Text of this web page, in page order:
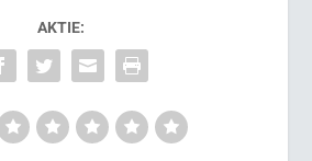
AKTIE: